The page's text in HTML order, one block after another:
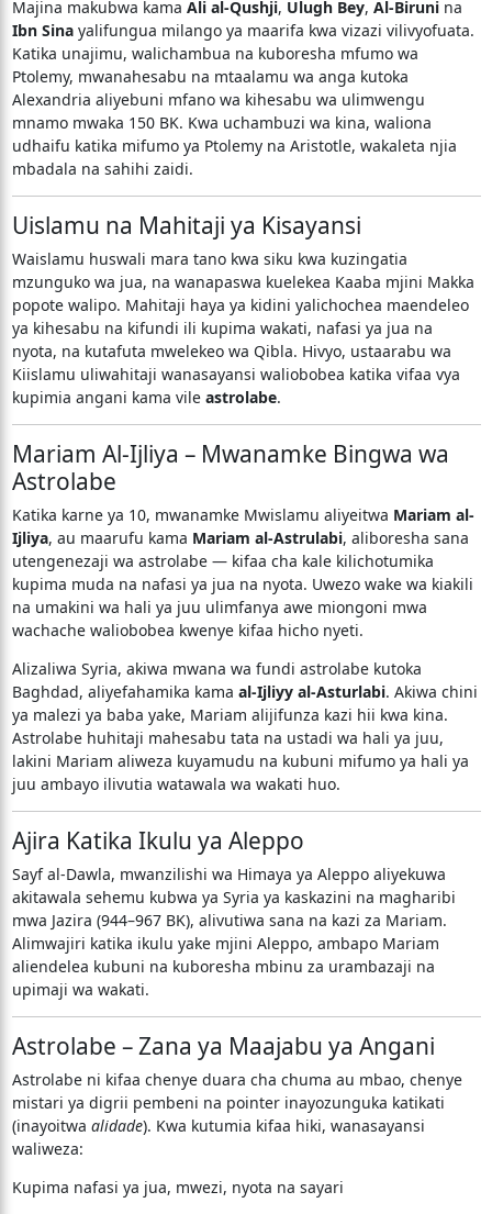
Majina makubwa kama Ali al-Qushji, Ulugh Bey, Al-Birunina
Ibn Sinayalifungua milango ya maarifa kwa vizazi vilivyofuata.
Katika unajimu, walichambua na kuboresha mfumo wa
Ptolemy, mwanahesabu na mtaalamu wa anga kutoka
Alexandria aliyebuni mfano wa kihesabu wa ulimwengu
mnamo mwaka 150 BK. Kwa uchambuzi wa kina, waliona
udhaifu katika mifumo ya Ptolemy na Aristotle, wakaleta njia
mbadala na sahihi zaidi.
Uislamu na Mahitaji ya Kisayansi
Waislamu huswali mara tano kwa siku kwa kuzingatia
mzunguko wa jua, na wanapaswa kuelekea Kaaba mjini Makka
popote walipo. Mahitaji haya ya kidini yalichochea maendeleo
ya kihesabu na kifundi ili kupima wakati, nafasi ya jua na
nyota, na kutafuta mwelekeo wa Qibla. Hivyo, ustaarabu wa
Kiislamu uliwahitaji wanasayansi waliobobea katika vifaa vya
kupimia angani kama vile astrolabe.
Mariam Al-Ijliya – Mwanamke Bingwa wa
Astrolabe
Katika karne ya 10, mwanamke Mwislamu aliyeitwa Mariam al-
Ijliya, au maarufu kama Mariam al-Astrulabi, aliboresha sana
utengenezaji wa astrolabe — kifaa cha kale kilichotumika
kupima muda na nafasi ya jua na nyota. Uwezo wake wa kiakili
na umakini wa hali ya juu ulimfanya awe miongoni mwa
wachache waliobobea kwenye kifaa hicho nyeti.
Alizaliwa Syria, akiwa mwana wa fundi astrolabe kutoka
Baghdad, aliyefahamika kama al-Ijliyy al-Asturlabi. Akiwa chini
ya malezi ya baba yake, Mariam alijifunza kazi hii kwa kina.
Astrolabe huhitaji mahesabu tata na ustadi wa hali ya juu,
lakini Mariam aliweza kuyamudu na kubuni mifumo ya hali ya
juu ambayo ilivutia watawala wa wakati huo.
Ajira Katika Ikulu ya Aleppo
Sayf al-Dawla, mwanzilishi wa Himaya ya Aleppo aliyekuwa
akitawala sehemu kubwa ya Syria ya kaskazini na magharibi
mwa Jazira (944–967 BK), alivutiwa sana na kazi za Mariam.
Alimwajiri katika ikulu yake mjini Aleppo, ambapo Mariam
aliendelea kubuni na kuboresha mbinu za urambazaji na
upimaji wa wakati.
Astrolabe – Zana ya Maajabu ya Angani
Astrolabe ni kifaa chenye duara cha chuma au mbao, chenye
mistari ya digrii pembeni na pointer inayozunguka katikati
(inayoitwa alidade). Kwa kutumia kifaa hiki, wanasayansi
waliweza:
Kupima nafasi ya jua, mwezi, nyota na sayari